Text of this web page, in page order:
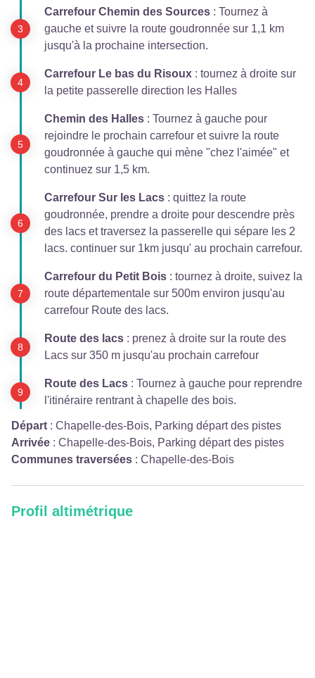
Carrefour Chemin des Sources : Tournez à
gauche et suivre la route goudronnée sur 1,1 km
jusqu'à la prochaine intersection.
Carrefour Le bas du Risoux : tournez à droite sur
la petite passerelle direction les Halles
Chemin des Halles : Tournez à gauche pour
rejoindre le prochain carrefour et suivre la route
goudronnée à gauche qui mène "chez l'aimée" et
continuez sur 1,5 km.
Carrefour Sur les Lacs : quittez la route
goudronnée, prendre a droite pour descendre près
des lacs et traversez la passerelle qui sépare les 2
lacs. continuer sur 1km jusqu' au prochain carrefour.
Carrefour du Petit Bois : tournez à droite, suivez la
route départementale sur 500m environ jusqu'au
carrefour Route des lacs.
Route des lacs : prenez à droite sur la route des
Lacs sur 350 m jusqu'au prochain carrefour
Route des Lacs : Tournez à gauche pour reprendre
l'itinéraire rentrant à chapelle des bois.
Départ : Chapelle-des-Bois, Parking départ des pistes
Arrivée : Chapelle-des-Bois, Parking départ des pistes
Communes traversées : Chapelle-des-Bois
Profil altimétrique